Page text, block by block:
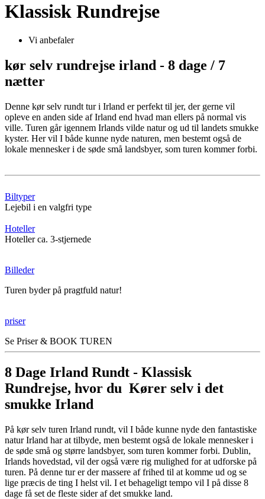
Klassisk Rundrejse
Vi anbefaler
kør selv rundrejse irland - 8 dage / 7
nætter
Denne kør selv rundt tur i Irland er perfekt til jer, der gerne vil
opleve en anden side af Irland end hvad man ellers på normal vis
ville. Turen går igennem Irlands vilde natur og ud til landets smukke
kyster. Her vil I både kunne nyde naturen, men bestemt også de
lokale mennesker i de søde små landsbyer, som turen kommer forbi.
Biltyper
Lejebil i en valgfri type
Hoteller
Hoteller ca. 3-stjernede
Billeder
Turen byder på pragtfuld natur!
priser
Se Priser & BOOK TUREN
8 Dage Irland Rundt - Klassisk
Rundrejse, hvor du Kører selv i det
smukke Irland
På kør selv turen Irland rundt, vil I både kunne nyde den fantastiske
natur Irland har at tilbyde, men bestemt også de lokale mennesker i
de søde små og større landsbyer, som turen kommer forbi. Dublin,
Irlands hovedstad, vil der også være rig mulighed for at udforske på
turen. På denne tur er der massere af frihed til at komme ud og se
lige præcis de ting I helst vil. I et behageligt tempo vil I på disse 8
dage få set de fleste sider af det smukke land.